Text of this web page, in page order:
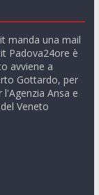
manda una mail
Padova24ore è
avviene a
Gottardo, per
Ansa e
Veneto